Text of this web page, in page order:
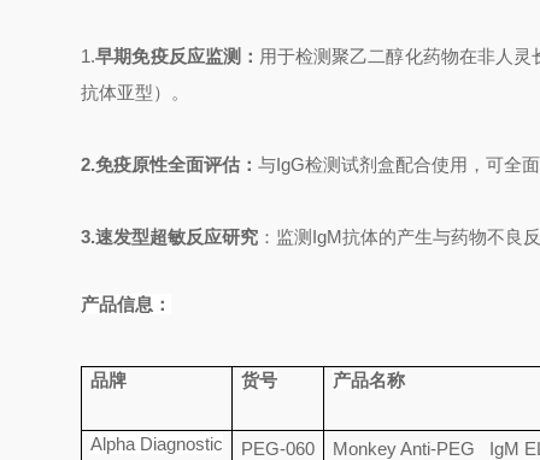
1.早期免疫反应监测： 用于检测聚乙二醇化药物在非人
抗体亚型）。
2.免疫原性全面评估：与IgG检测试剂盒配合使用，可全
3.速发型超敏反应研究 ：监测 IgM抗体的产生与药物不良
产品信息：
品牌 货号 产品名称
Alpha Diagnostic PEG-060 Monkey Anti-PEG IgM